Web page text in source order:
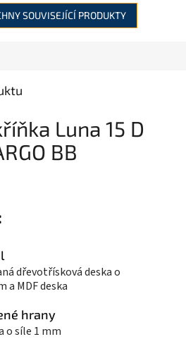
SOUVISEJÍCÍ PRODUKTY
Luna 15 D
BB
dřevotřísková deska o
a MDF deska
hrany
o síle 1 mm